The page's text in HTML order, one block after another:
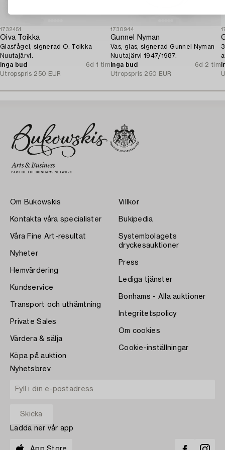
1732451
Oiva Toikka
Glasfågel, signerad O. Toikka
Nuutajärvi.
Inga bud
6d 1 tim
Utropspris 250 EUR
1730944
Gunnel Nyman
Vas, glas, signerad Gunnel Nyman
Nuutajärvi 1947/1987.
Inga bud
6d 2 tim
Utropspris 250 EUR
Om Bukowskis
Kontakta våra specialister
Våra Fine Art-resultat
Nyheter
Hemvärdering
Kundservice
Transport och uthämtning
Private Sales
Värdera & sälja
Köpa på auktion
Villkor
Bukipedia
Systembolagets
dryckesauktioner
Press
Lediga tjänster
Bonhams - Alla auktioner
Integritetspolicy
Om cookies
Cookie-inställningar
Nyhetsbrev
Ladda ner vår app